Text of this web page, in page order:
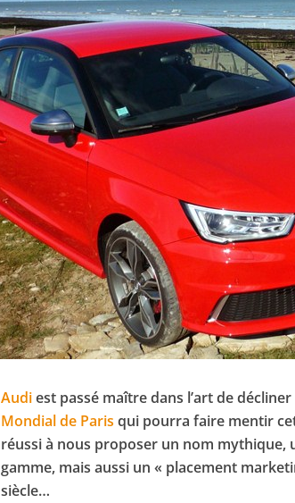
Audiest passé maître dans l’art de
Mondial de Paris qui pourra faire mentir
réussi à nous proposer un nom mythique,
gamme, mais aussi un « placement
siècle…